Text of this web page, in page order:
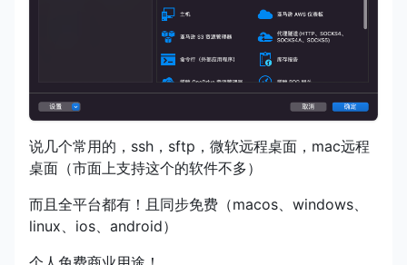
说几个常用的，ssh，sftp，微软远程桌面，mac远程
桌面（市面上支持这个的软件不多）
而且全平台都有！且同步免费（macos、windows、
linux、ios、android）